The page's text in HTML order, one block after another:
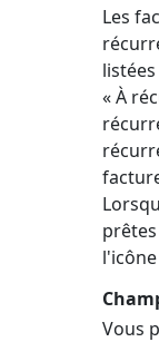
Les
« À
Vous